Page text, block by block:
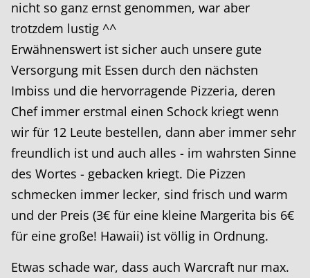
nicht so ganz ernst genommen, war aber
trotzdem lustig ^^
Erwähnenswert ist sicher auch unsere gute
Versorgung mit Essen durch den nächsten
Imbiss und die hervorragende Pizzeria, deren
Chef immer erstmal einen Schock kriegt wenn
wir für 12 Leute bestellen, dann aber immer sehr
freundlich ist und auch alles - im wahrsten Sinne
des Wortes - gebacken kriegt. Die Pizzen
schmecken immer lecker, sind frisch und warm
und der Preis (3€ für eine kleine Margerita bis 6€
für eine große! Hawaii) ist völlig in Ordnung.
Etwas schade war, dass auch Warcraft nur max.